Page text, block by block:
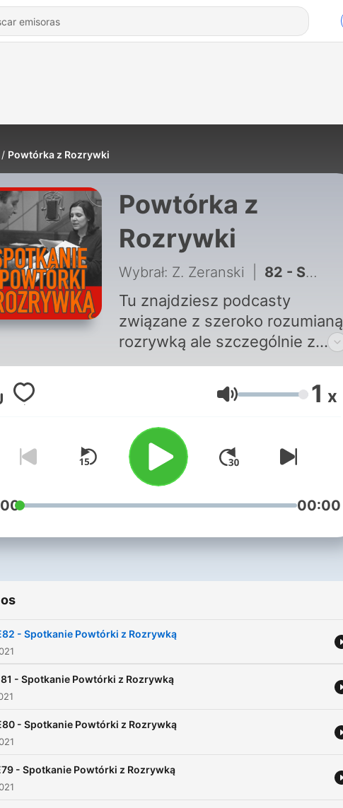
Powtórka z Rozrywki
Powtórka z
Rozrywki
Wybrał: Z. Zeranski 82 - S1E82 - Spotkanie Powtórki z Rozrywką
Tu znajdziesz podcasty
związane z szeroko rozumianą
rozrywką ale szczególnie z
radiowymi magazynami
satyrycznymi jak: ITR, Zgryz,
Parafonia, Tylko dla orłów,
Studio 202, Katedra
Mniemanologii Stosowanej,
Serwus jestem nerwus czy
kultowe 60-minut na godzinę.
Volumen 1 x
00:00
- Spotkanie Powtórki z Rozrywką
- Spotkanie Powtórki z Rozrywką
- Spotkanie Powtórki z Rozrywką
- Spotkanie Powtórki z Rozrywką